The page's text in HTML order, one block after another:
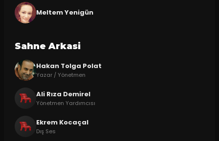
Meltem Yenigün
Sahne Arkasi
Hakan Tolga Polat
Yazar / Yönetmen
Ali Rıza Demirel
Yönetmen Yardımcısı
Ekrem Kocaçal
Dış Ses